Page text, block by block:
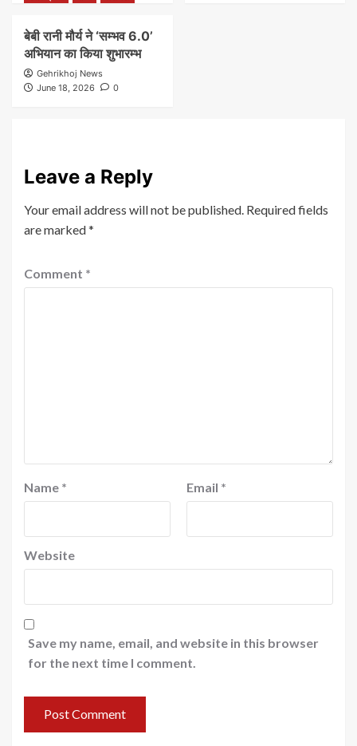
बेबी रानी मौर्य ने ‘सम्भव 6.0’
अभियान का किया शुभारम्भ
Gehrikhoj News
June 18, 2026
0
Leave a Reply
Your email address will not be published. Required fields
are marked*
Comment *
Name * Email *
Website
Save my name, email, and website in this browser
for the next time I comment.